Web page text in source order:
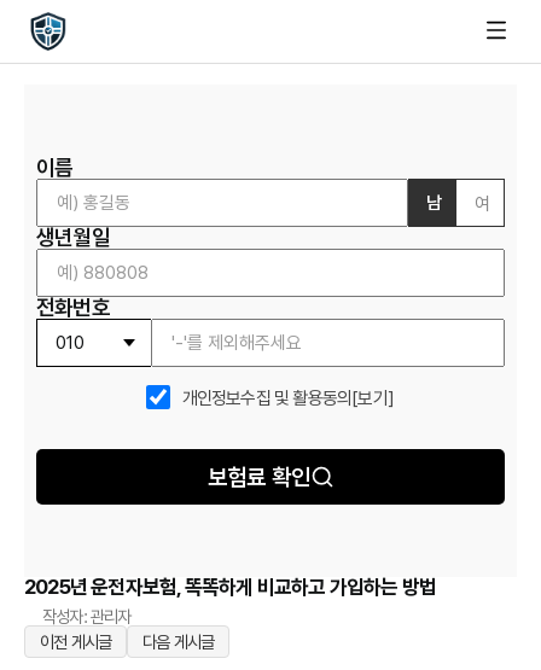
이름
남 여
생년월일
전화번호
개인정보수집 및 활용동의 [보기]
보험료 확인
2025년 운전자보험, 똑똑하게 비교하고 가입하는 방법
작성자: 관리자
이전 게시글
다음 게시글